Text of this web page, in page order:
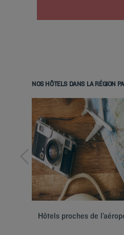
NOS HÔTELS DANS LA RÉGION
Hôtels proches de